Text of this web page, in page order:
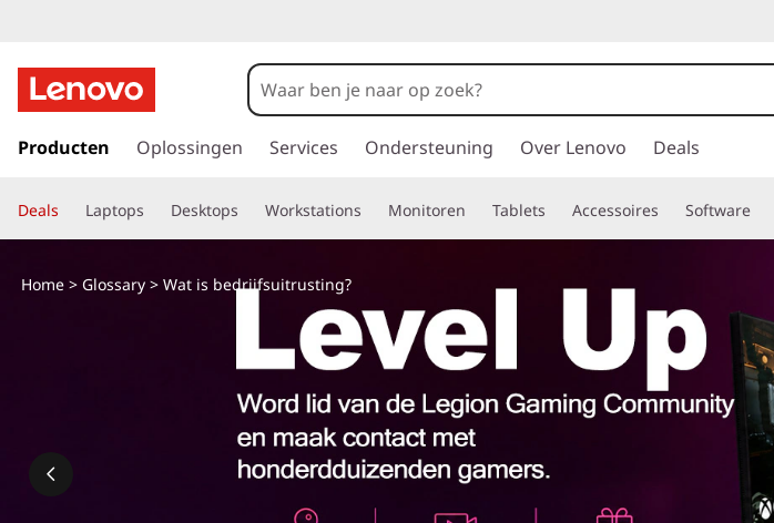
a
a
r
e
Producten Oplossingen Services Ondersteuning Over Lenovo Deals
Deals Laptops Desktops Workstations Monitoren Tablets Accessoires Software
Home> Glossary> Wat is bedrijfsuitrusting?